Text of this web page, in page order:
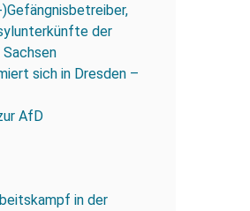
der
Sachsen
sich in Dresden –
AfD
in der